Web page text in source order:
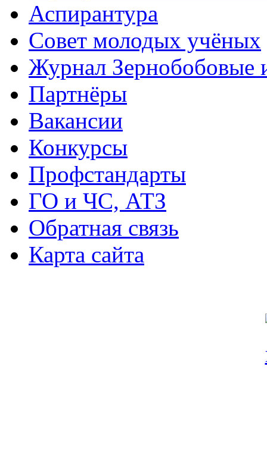
Аспирантура
Совет молодых учёных
Журнал Зернобобовые
Партнёры
Вакансии
Конкурсы
Профстандарты
ГО и ЧС, АТЗ
Обратная связь
Карта сайта